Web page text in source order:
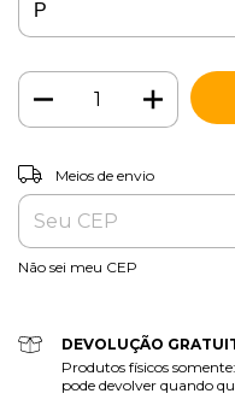
Entregas para o CEP:
Meios de envio
Não sei meu CEP
DEVOLUÇÃO
Produtos físicos
pode devolver quando